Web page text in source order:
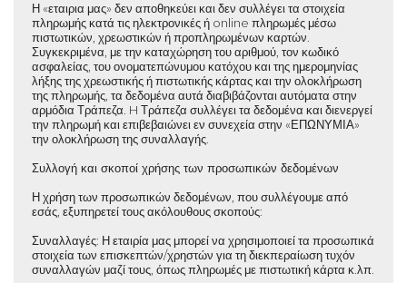
Η «εταιρια μας» δεν αποθηκεύει και δεν συλλέγει τα στοιχεία
πληρωμής κατά τις ηλεκτρονικές ή online πληρωμές μέσω
πιστωτικών, χρεωστικών ή προπληρωμένων καρτών.
Συγκεκριμένα, με την καταχώρηση του αριθμού, τον κωδικό
ασφαλείας, του ονοματεπώνυμου κατόχου και της ημερομηνίας
λήξης της χρεωστικής ή πιστωτικής κάρτας και την ολοκλήρωση
της πληρωμής, τα δεδομένα αυτά διαβιβάζονται αυτόματα στην
αρμόδια Τράπεζα. H Τράπεζα συλλέγει τα δεδομένα και διενεργεί
την πληρωμή και επιβεβαιώνει εν συνεχεία στην «ΕΠΩΝΥΜΙΑ»
την ολοκλήρωση της συναλλαγής.
Συλλογή και σκοποί χρήσης των προσωπικών δεδομένων
Η χρήση των προσωπικών δεδομένων, που συλλέγουμε από
εσάς, εξυπηρετεί τους ακόλουθους σκοπούς:
Συναλλαγές: Η εταιρία μας μπορεί να χρησιμοποιεί τα προσωπικά
στοιχεία των επισκεπτών/χρηστών για τη διεκπεραίωση τυχόν
συναλλαγών μαζί τους, όπως πληρωμές με πιστωτική κάρτα κ.λπ.